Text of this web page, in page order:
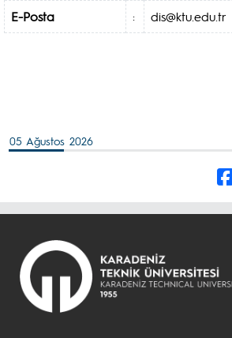
E-Posta
: dis@ktu.edu.tr
05 Ağustos 2026